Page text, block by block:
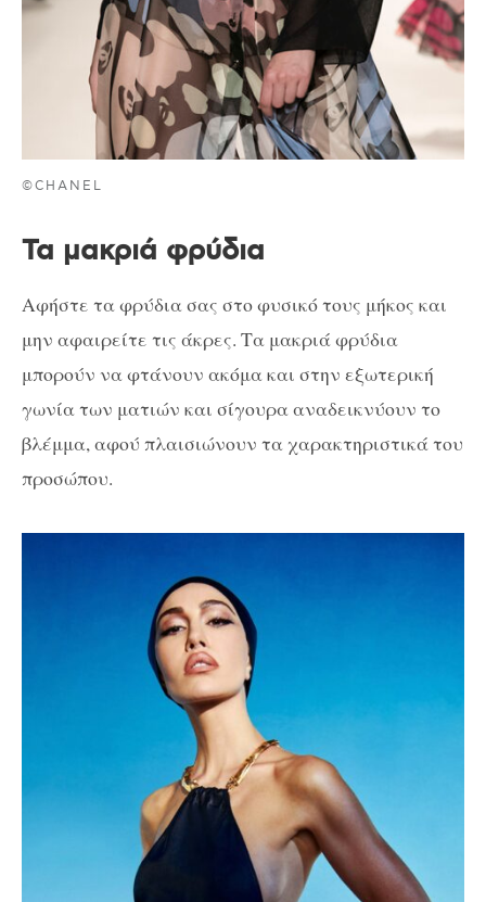
©CHANEL
Τα μακριά φρύδια
Αφήστε τα φρύδια σας στο φυσικό τους μήκος και
μην αφαιρείτε τις άκρες. Τα μακριά φρύδια
μπορούν να φτάνουν ακόμα και στην εξωτερική
γωνία των ματιών και σίγουρα αναδεικνύουν το
βλέμμα, αφού πλαισιώνουν τα χαρακτηριστικά του
προσώπου.